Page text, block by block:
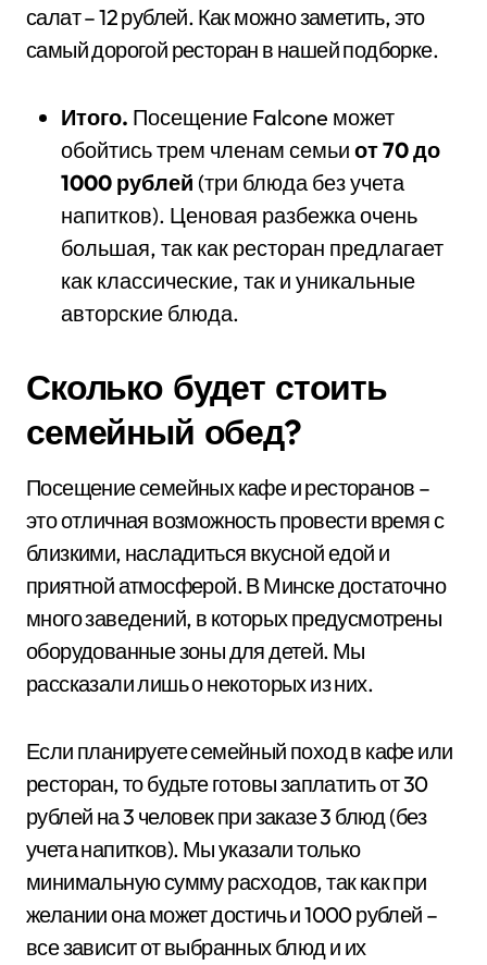
салат – 12 рублей. Как можно заметить, это
самый дорогой ресторан в нашей подборке.
Итого. Посещение Falcone может
обойтись трем членам семьи от 70 до
1000 рублей (три блюда без учета
напитков). Ценовая разбежка очень
большая, так как ресторан предлагает
как классические, так и уникальные
авторские блюда.
Сколько будет стоить
семейный обед?
Посещение семейных кафе и ресторанов –
это отличная возможность провести время с
близкими, насладиться вкусной едой и
приятной атмосферой. В Минске достаточно
много заведений, в которых предусмотрены
оборудованные зоны для детей. Мы
рассказали лишь о некоторых из них.
Если планируете семейный поход в кафе или
ресторан, то будьте готовы заплатить от 30
рублей на 3 человек при заказе 3 блюд (без
учета напитков). Мы указали только
минимальную сумму расходов, так как при
желании она может достичь и 1000 рублей –
все зависит от выбранных блюд и их